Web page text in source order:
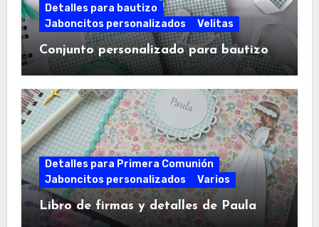
Detalles para bautizo
Jaboncitos personalizados
Velitas
Conjunto personalizado para bautizo
Detalles para Primera Comunión
Jaboncitos personalizados
Varios
Libro de firmas y detalles de Paula